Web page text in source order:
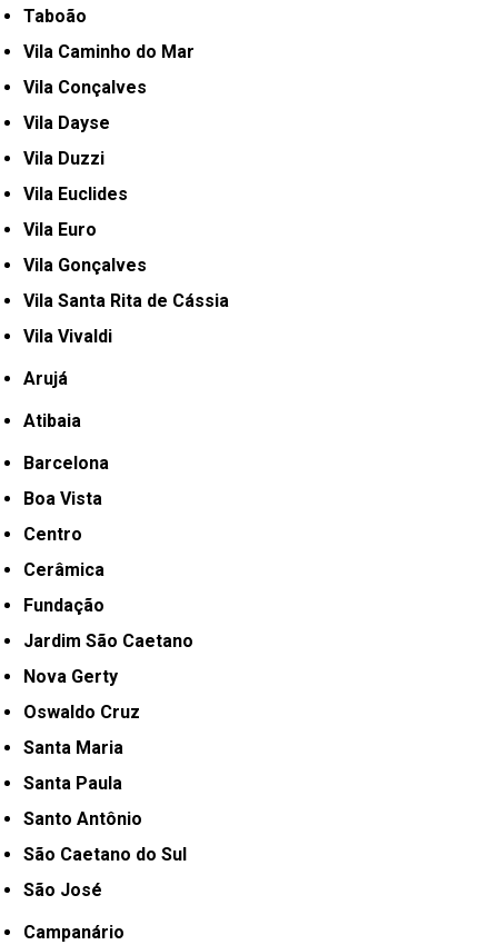
Taboão
Vila Caminho do Mar
Vila Conçalves
Vila Dayse
Vila Duzzi
Vila Euclides
Vila Euro
Vila Gonçalves
Vila Santa Rita de Cássia
Vila Vivaldi
Arujá
Atibaia
Barcelona
Boa Vista
Centro
Cerâmica
Fundação
Jardim São Caetano
Nova Gerty
Oswaldo Cruz
Santa Maria
Santa Paula
Santo Antônio
São Caetano do Sul
São José
Campanário